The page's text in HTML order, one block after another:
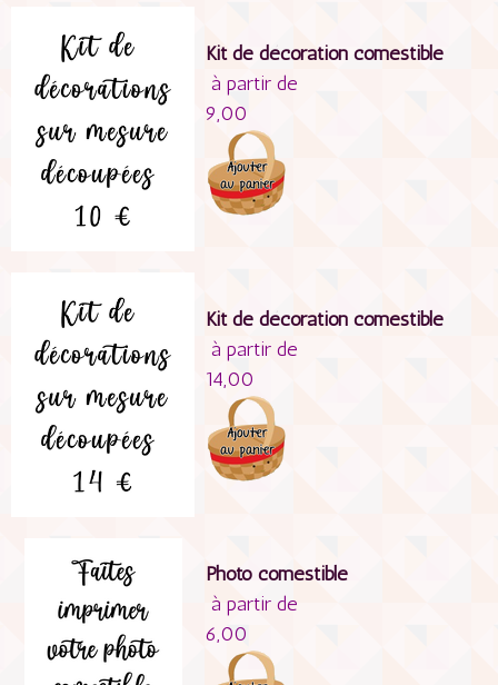
Kit de décoration comestible
à partir de
9,00
Kit de décoration comestible
à partir de
14,00
Photo comestible
à partir de
6,00